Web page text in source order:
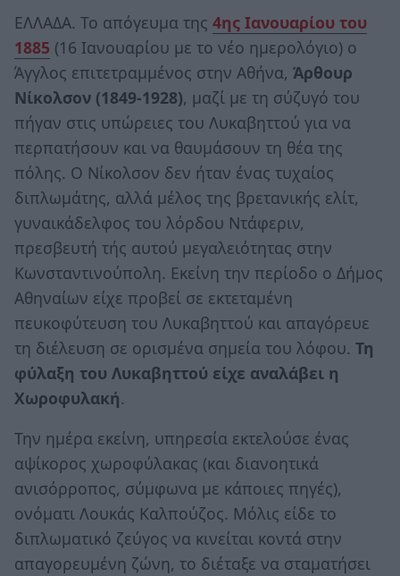
ΕΛΛΑΔΑ. Το απόγευμα της 4ης Ιανουαρίου του
1885 (16 Ιανουαρίου με το νέο ημερολόγιο) ο
Άγγλος επιτετραμμένος στην Αθήνα, Άρθουρ
Νίκολσον (1849-1928), μαζί με τη σύζυγό του
πήγαν στις υπώρειες του Λυκαβηττού για να
περπατήσουν και να θαυμάσουν τη θέα της
πόλης. Ο Νίκολσον δεν ήταν ένας τυχαίος
διπλωμάτης, αλλά μέλος της βρετανικής ελίτ,
γυναικάδελφος του λόρδου Ντάφεριν,
πρεσβευτή τής αυτού μεγαλειότητας στην
Κωνσταντινούπολη. Εκείνη την περίοδο ο Δήμος
Αθηναίων είχε προβεί σε εκτεταμένη
πευκοφύτευση του Λυκαβηττού και απαγόρευε
τη διέλευση σε ορισμένα σημεία του λόφου. Τη
φύλαξη του Λυκαβηττού είχε αναλάβει η
Χωροφυλακή.
Την ημέρα εκείνη, υπηρεσία εκτελούσε ένας
αψίκορος χωροφύλακας (και διανοητικά
ανισόρροπος, σύμφωνα με κάποιες πηγές),
ονόματι Λουκάς Καλπούζος. Μόλις είδε το
διπλωματικό ζεύγος να κινείται κοντά στην
απαγορευμένη ζώνη, το διέταξε να σταματήσει